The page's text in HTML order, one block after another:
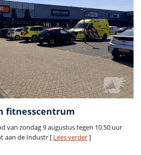
fitnesscentrum
van zondag 9 augustus tegen 10.50 uur
aan de Industr [ Lees verder]